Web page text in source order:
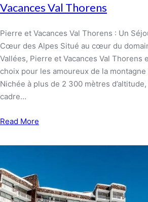
Vacances Val Thorens
Pierre et Vacances Val Thorens : Un
Cœur des Alpes Situé au cœur du
Vallées, Pierre et Vacances Val Thorens
choix pour les amoureux de la montagne
Nichée à plus de 2 300 mètres
cadre…
Read More